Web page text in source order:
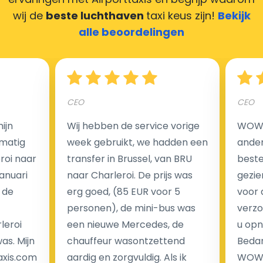
zorgen ervoor dat uw chauffeur deze krijgt.
Hoeveel kost een luchthaven taxi transfer?
Een van de meest aantrekkelijke voordelen van
luchthaventaxi's is een vast tarief voor uw rit. In
tegenstelling tot traditionele taxi's met taxameter
brengen wij u geen extra kosten in rekening voor de
nachtrit.
We hebben geen ophaaltarief of extra kosten voor
wachttijd als uw vlucht vertraging heeft.
Kijk op onze website voor meer informatie over uw
wij de beste luchthaven taxi keus zijn! Bekijk
alle beoordelingen
naar
Mijn
CEO
Wij hebben de service vorige
week gebruikt, we hadden een
transfer in Brussel, van BRU
naar Charleroi. De prijs was
erg goed, (85 EUR voor 5
personen), de mini-bus was
een nieuwe Mercedes, de
chauffeur wasontzettend
aardig en zorgvuldig. Als ik
CEO
voor
u